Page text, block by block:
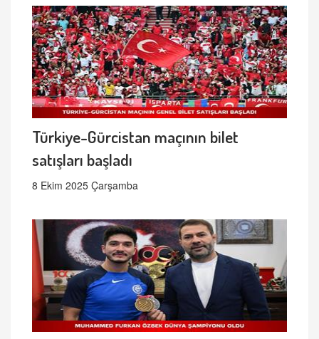
Türkiye-Gürcistan maçının bilet
satışları başladı
8 Ekim 2025 Çarşamba